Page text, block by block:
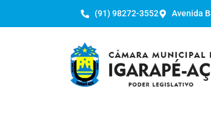
(91) 98272-3552 Avenida